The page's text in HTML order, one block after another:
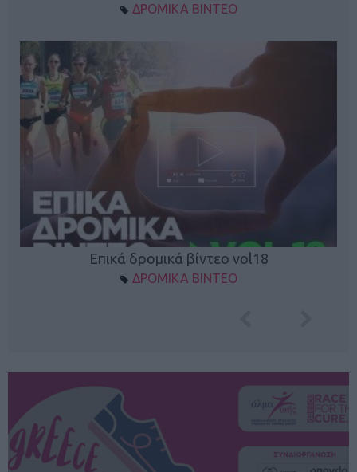
ΔΡΟΜΙΚΑ ΒΙΝΤΕΟ
Επικά δρομικά βίντεο vol18
ΔΡΟΜΙΚΑ ΒΙΝΤΕΟ